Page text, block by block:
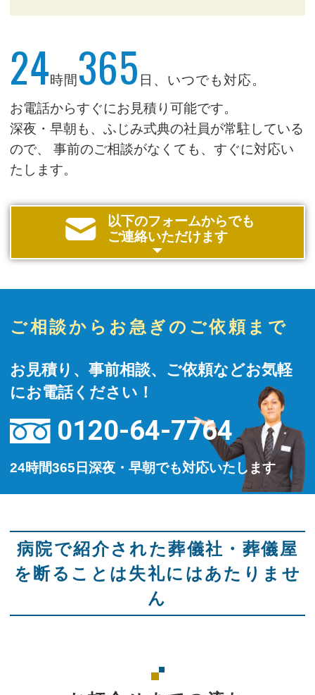
24時間 365 日、いつでも対応。
お電話からすぐにお見積り可能です。
深夜・早朝も、ふじみ式典の社員が常駐している
ので、
事前のご相談がなくても、すぐに対応い
たします。
以下のフォームからでも
ご連絡いただけます
ご相談からお急ぎのご依頼まで
お見積り、事前相談、ご依頼などお気軽
にお電話ください！
0120-64-7764
24時間365日深夜・早朝でも対応いたします
病院で紹介された葬儀社・葬儀屋
を断ることは失礼にはあたりませ
ん